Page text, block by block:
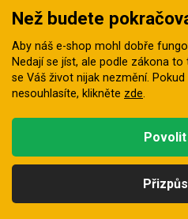
Rukavice jednorázové LOON
Jednorázové latexové
Než budete
Aby náš e-shop mohl dobře
Nedají se jíst, ale podle zákona
se Váš život nijak nezmění.
nesouhlasíte, klikněte zde.